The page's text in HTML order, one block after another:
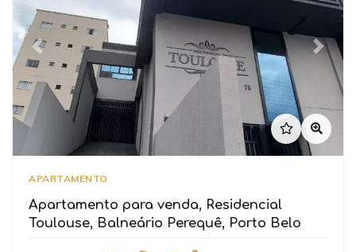
Previous Next
APARTAMENTO
Apartamento para venda, Residencial
Toulouse, Balneário Perequê, Porto Belo